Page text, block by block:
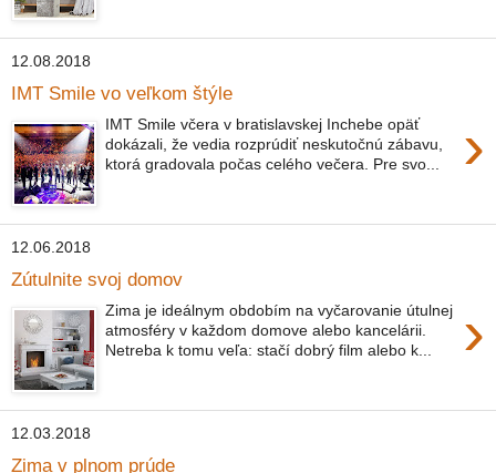
12.08.2018
IMT Smile vo veľkom štýle
›
IMT Smile včera v bratislavskej Inchebe opäť
dokázali, že vedia rozprúdiť neskutočnú zábavu,
ktorá gradovala počas celého večera. Pre svo...
12.06.2018
Zútulnite svoj domov
›
Zima je ideálnym obdobím na vyčarovanie útulnej
atmosféry v každom domove alebo kancelárii.
Netreba k tomu veľa: stačí dobrý film alebo k...
12.03.2018
Zima v plnom prúde